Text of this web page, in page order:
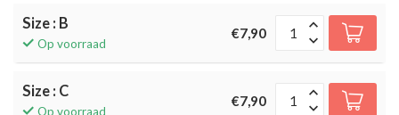
Size : B
Op voorraad
€7,90
Size : C
Op voorraad
€7,90